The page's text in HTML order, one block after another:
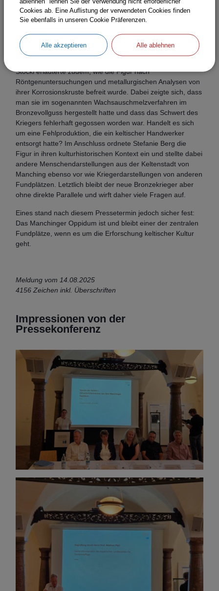
Stöckl erläuterte zudem, wie die Figur nach
Röntgenuntersuchungen und metallurgischen Analysen von
ihrer Korrosionskruste befreit wurde. Dabei zeigte sich, dass
man sie im sogenannten Wachsauschmelzverfahren im
Bronzevollguss hergestellt hatte und dass das Schwert des
Kriegers fehlerhaft gegossen worden war. Handelt es sich
um eine Fehlproduktion, die ein keltischer Handwerker
entsorgt hatte? Im Anschluss ordnete Stefanie Berg die
Figur in ihren kulturhistorischen Kontext ein und stellte dabei
andere Menschendarstellungen aus der Keltenstadt von
Manching ebenso vor wie Kriegerdarstellungen von anderen
Fundplätzen. Letztlich bleibt der neue Bronzekrieger aber
ohne direkte Parallele und wirft daher viele Fragen auf.
Eines stand nach diesem Pressetermin jedoch sicher fest:
Das Manchinger Oppidum ist und bleibt einer der zentralen
Fundplätze, wenn es um die Erforschung keltischer Kultur
geht.
Meldung vom 14.08.2025
4156 Zeichen inkl. Überschriften
Impressionen von der
Pressekonferenz
Cookies ab. Eine Auflistung der verwendeten Cookies finden
Sie ebenfalls in unseren Cookie Präferenzen.
Alle akzeptieren Alle ablehnen